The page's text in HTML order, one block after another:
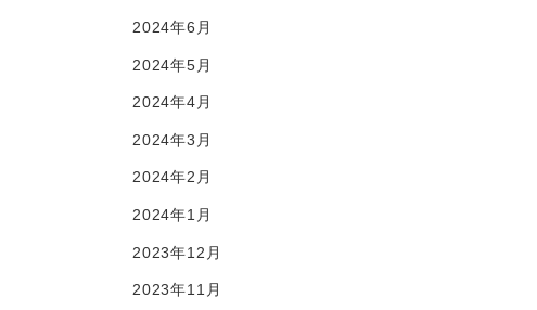
2024年6月
2024年5月
2024年4月
2024年3月
2024年2月
2024年1月
2023年12月
2023年11月